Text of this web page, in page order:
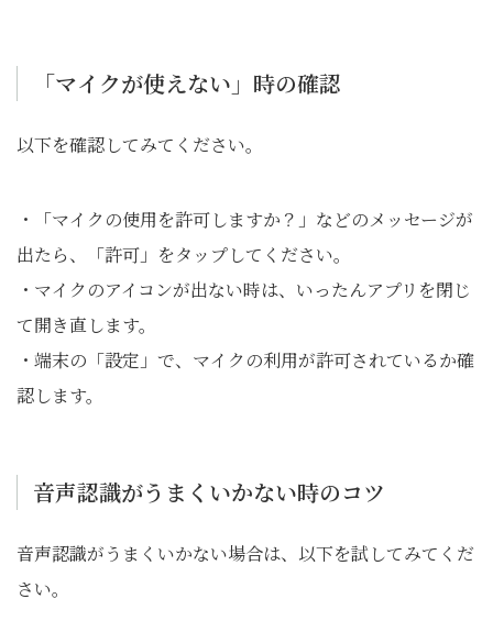
「マイクが使えない」時の確認
以下を確認してみてください。
・「マイクの使用を許可しますか？」などのメッセージが
出たら、「許可」をタップしてください。
・マイクのアイコンが出ない時は、いったんアプリを閉じ
て開き直します。
・端末の「設定」で、マイクの利用が許可されているか確
認します。
音声認識がうまくいかない時のコツ
音声認識がうまくいかない場合は、以下を試してみてくだ
さい。